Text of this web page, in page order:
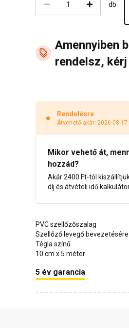
db
Amennyiben
rendelsz,
Rendelésre
Átvehető akár: 2026-08-17
Mikor vehető át,
hozzád?
Akár 2400 Ft-tól
díj és átvételi idő
PVC szellőzőszalag
Szellőző levegő bevezetésére
Tégla színű
10 cm x 5 méter
5 év garancia